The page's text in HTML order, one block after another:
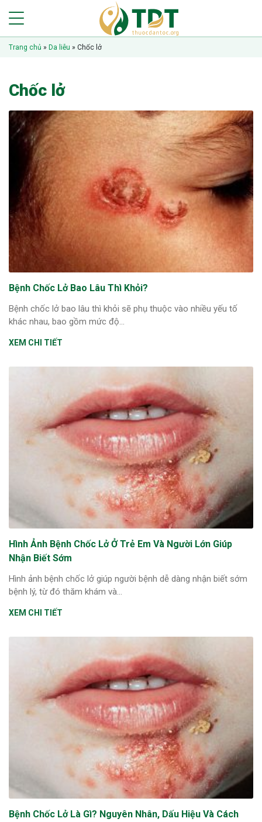
Trang chủ » Da liễu » Chốc lở
Chốc lở
Bệnh Chốc Lở Bao Lâu Thì Khỏi?
Bệnh chốc lở bao lâu thì khỏi sẽ phụ thuộc vào nhiều yếu tố
khác nhau, bao gồm mức độ...
XEM CHI TIẾT
Hình Ảnh Bệnh Chốc Lở Ở Trẻ Em Và Người Lớn Giúp
Nhận Biết Sớm
Hình ảnh bệnh chốc lở giúp người bệnh dễ dàng nhận biết sớm
bệnh lý, từ đó thăm khám và...
XEM CHI TIẾT
Bệnh Chốc Lở Là Gì? Nguyên Nhân, Dấu Hiệu Và Cách